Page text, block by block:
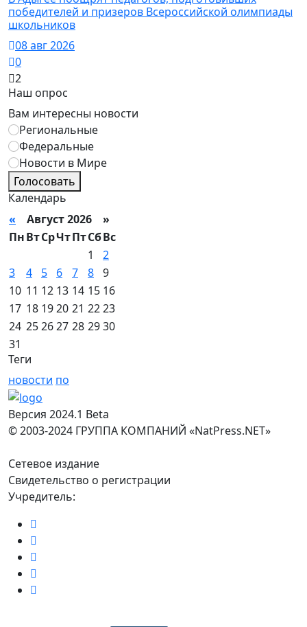
победителей и призеров Всероссийской олимпиады
школьников
08 авг 2026
0
2
Наш опрос
Вам интересны новости
Региональные
Федеральные
Новости в Мире
Голосовать
Календарь
« Август 2026 »
ПнВтСрЧтПтСбВс
1
2
3
4 5 6 7 8 9
10 11 12 13 14 15 16
17 18 1920 21 2223
24 252627 28 2930
31
Теги
новости по
Версия 2024.1 Beta
© 2003-2024 ГРУППА КОМПАНИЙ «NatPress.NET»
Сетевое издание
Свидетельство о регистрации
Учредитель: